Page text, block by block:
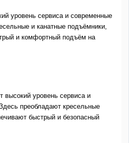
уровень сервиса и современные
и канатные подъёмники,
и комфортный подъём на
высокий уровень сервиса и
преобладают кресельные
быстрый и безопасный